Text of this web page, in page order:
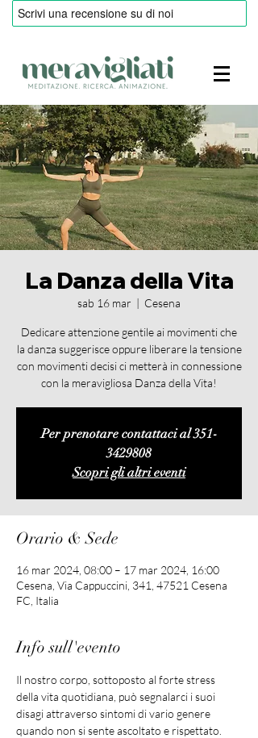
La Danza della Vita
sab 16 mar
  |
Cesena
Dedicare attenzione gentile ai movimenti che
la danza suggerisce oppure liberare la tensione
con movimenti decisi ci metterà in connessione
con la meravigliosa Danza della Vita!
Per prenotare contattaci al 351-
3429808
Scopri gli altri eventi
Orario & Sede
16 mar 2024, 08:00 – 17 mar 2024, 16:00
Cesena, Via Cappuccini, 341, 47521 Cesena
FC, Italia
Info sull'evento
Il nostro corpo, sottoposto al forte stress
della vita quotidiana, può segnalarci i suoi
disagi attraverso sintomi di vario genere
quando non si sente ascoltato e rispettato.